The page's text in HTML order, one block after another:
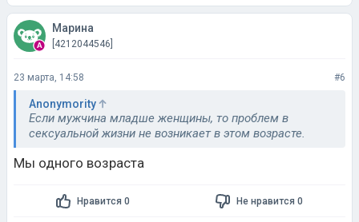
Марина
[4212044546]
23 марта, 14:58 #6
Anonymority
Если мужчина младше женщины, то проблем в
сексуальной жизни не возникает в этом возрасте.
Мы одного возраста
Нравится 0 Не нравится 0